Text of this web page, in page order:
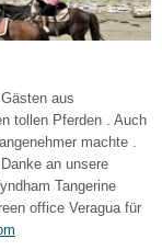
aus
tollen Pferden . Auch
machte .
an unsere
Tangerine
office Veragua für